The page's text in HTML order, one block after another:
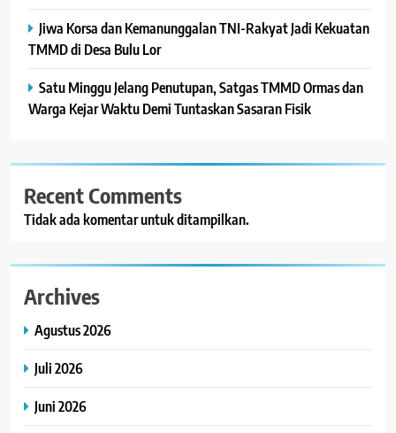
Jiwa Korsa dan Kemanunggalan TNI-Rakyat Jadi Kekuatan
TMMD di Desa Bulu Lor
Satu Minggu Jelang Penutupan, Satgas TMMD Ormas dan
Warga Kejar Waktu Demi Tuntaskan Sasaran Fisik
Recent Comments
Tidak ada komentar untuk ditampilkan.
Archives
Agustus 2026
Juli 2026
Juni 2026